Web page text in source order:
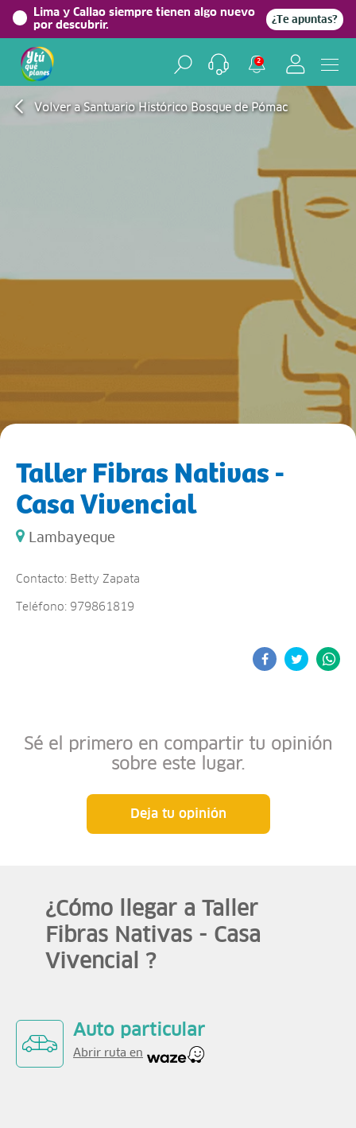
Lima y Callao siempre tienen algo nuevo
por descubrir.
¿Te apuntas?
2
Volver a Santuario Histórico Bosque de Pómac
Taller Fibras Nativas -
Casa Vivencial
Lambayeque
Contacto: Betty Zapata
Teléfono: 979861819
Sé el primero en compartir tu opinión
sobre este lugar.
Deja tu opinión
¿Cómo llegar a Taller
Fibras Nativas - Casa
Vivencial ?
Auto particular
Abrir ruta en